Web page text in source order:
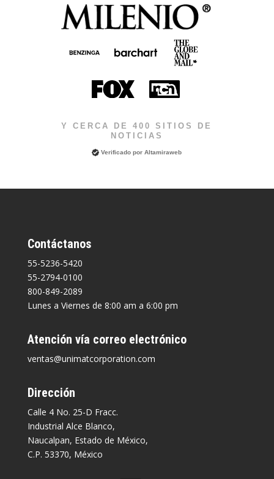
Y CERCA DE 400 SITIOS DE
NOTICIAS
Verificado porAltamiraweb
Contáctanos
55-5236-5420
55-2794-0100
800-849-2089
Lunes a Viernes de 8:00 am a 6:00 pm
Atención vía correo electrónico
ventas@unimatcorporation.com
Dirección
Calle 4 No. 25-D Fracc.
Industrial Alce Blanco,
Naucalpan, Estado de México,
C.P. 53370, México